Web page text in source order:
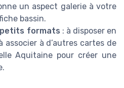
un aspect galerie à votre
bassin.
formats : à disposer en
associer à d’autres cartes de
Aquitaine pour créer une